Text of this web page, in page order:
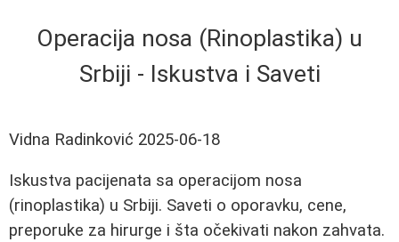
Operacija nosa (Rinoplastika) u
Srbiji - Iskustva i Saveti
Vidna Radinković 2025-06-18
Iskustva pacijenata sa operacijom nosa
(rinoplastika) u Srbiji. Saveti o oporavku, cene,
preporuke za hirurge i šta očekivati nakon zahvata.